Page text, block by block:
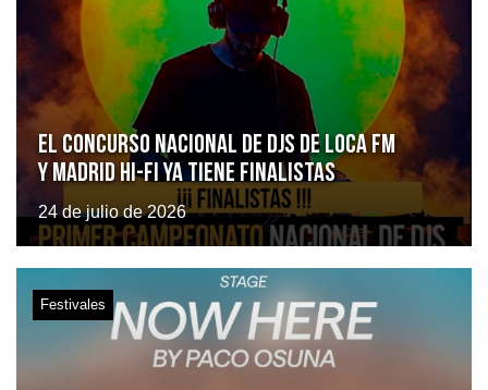
El Concurso Nacional de DJs de Loca FM
y Madrid Hi-Fi ya tiene finalistas
24 de julio de 2026
Festivales